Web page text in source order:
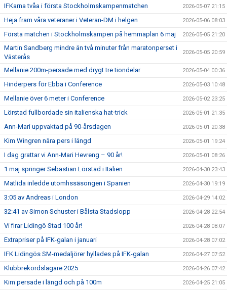
IFKarna tvåa i första Stockholmskampenmatchen 2026-05-07 21:15
Heja fram våra veteraner i Veteran-DM i helgen 2026-05-06 08:03
Första matchen i Stockholmskampen på hemmaplan 6 maj 2026-05-05 21:20
Martin Sandberg mindre än två minuter från maratonperset i
Västerås
2026-05-05 20:59
Mellanie 200m-persade med drygt tre tiondelar 2026-05-04 00:36
Hinderpers för Ebba i Conference 2026-05-03 10:48
Mellanie över 6 meter i Conference 2026-05-02 23:25
Lörstad fullbordade sin italienska hat-trick 2026-05-01 21:35
Ann-Mari uppvaktad på 90-årsdagen 2026-05-01 20:38
Kim Wingren nära pers i längd 2026-05-01 19:24
I dag grattar vi Ann-Mari Hevreng – 90 år! 2026-05-01 08:26
1 maj springer Sebastian Lörstad i Italien 2026-04-30 23:43
Matlida inledde utomhssäsongen i Spanien 2026-04-30 19:19
3:05 av Andreas i London 2026-04-29 14:02
32:41 av Simon Schuster i Bålsta Stadslopp 2026-04-28 22:54
Vi firar Lidingö Stad 100 år! 2026-04-28 08:07
Extrapriser på IFK-galan i januari 2026-04-28 07:02
IFK Lidingös SM-medaljörer hyllades på IFK-galan 2026-04-27 07:52
Klubbrekordslagare 2025 2026-04-26 07:42
Kim persade i längd och på 100m 2026-04-25 21:05